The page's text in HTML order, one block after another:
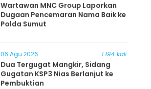
Wartawan MNC Group Laporkan
Dugaan Pencemaran Nama Baik ke
Polda Sumut
06 Agu 2026 1.194 kali
Dua Tergugat Mangkir, Sidang
Gugatan KSP3 Nias Berlanjut ke
Pembuktian